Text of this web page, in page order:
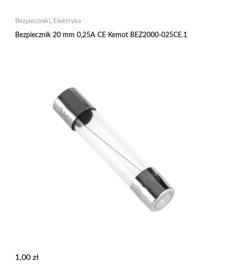
Bezpieczniki, Elektryka
Bezpiecznik 20 mm 0,25A CE Kemot BEZ2000-025CE.1
1,00 zł